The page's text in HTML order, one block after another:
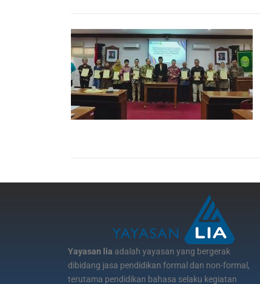
Yayasan lia adalah yayasan yang bergerak
dibidang jasa pendidikan formal dan non-formal,
terutama pendidikan bahasa selaku kegiatan